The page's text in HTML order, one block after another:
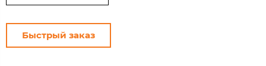
Быстрый заказ